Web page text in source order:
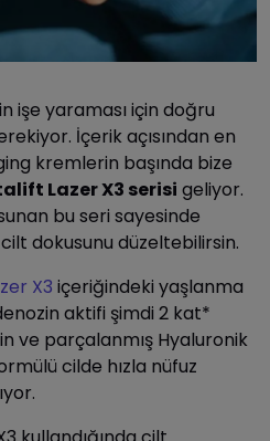
işe yaraması için doğru
İçerik açısından en
kremlerin başında bize
Lazer X3 serisi geliyor.
bu seri sayesinde
cilt dokusunu düzeltebilirsin.
X3 içeriğindeki yaşlanma
aktifi şimdi 2 kat*
ve parçalanmış Hyaluronik
cilde hızla nüfuz